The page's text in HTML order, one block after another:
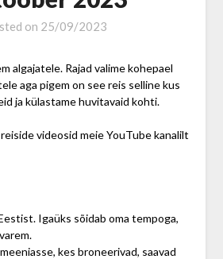
on 25/09/2023
algajatele. Rajad valime kohepael
aga pigem on see reis selline kus
ja külastame huvitavaid kohti.
videosid meie YouTube kanalilt
Igaüks sõidab oma tempoga,
kes broneerivad, saavad